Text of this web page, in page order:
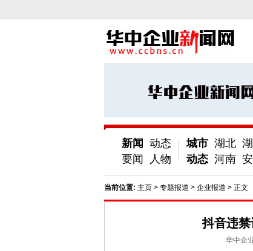
新闻
要闻
动态
人物
城市
动态
湖北
河南
当前位置: 主页 > 专题报道 > 企业报道 > 正文
抖音违
华中企